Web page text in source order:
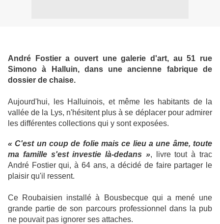
André Fostier a ouvert une galerie d'art, au 51 rue
Simono à Halluin, dans une ancienne fabrique de
dossier de chaise.
Aujourd'hui, les Halluinois, et même les habitants de la
vallée de la Lys, n'hésitent plus à se déplacer pour admirer
les différentes collections qui y sont exposées.
« C'est un coup de folie mais ce lieu a une âme, toute
ma famille s'est investie là-dedans », livre tout à trac
André Fostier qui, à 64 ans, a décidé de faire partager le
plaisir qu'il ressent.
Ce Roubaisien installé à Bousbecque qui a mené une
grande partie de son parcours professionnel dans la pub
ne pouvait pas ignorer ses attaches.